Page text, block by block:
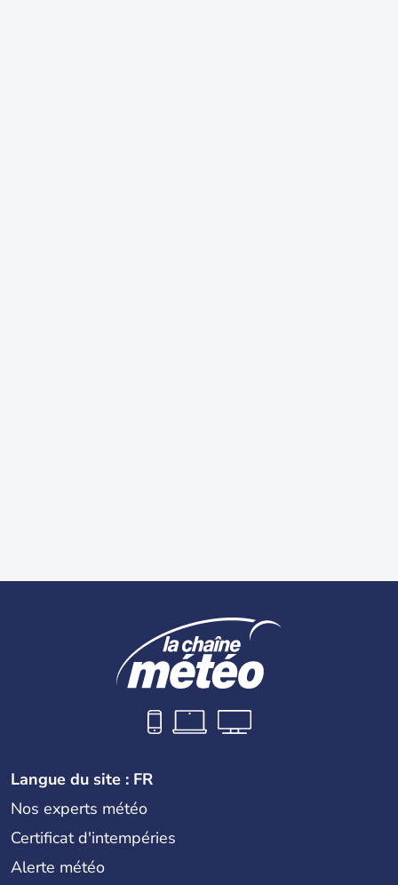
Langue du site : FR
Nos experts météo
Certificat d'intempéries
Alerte météo